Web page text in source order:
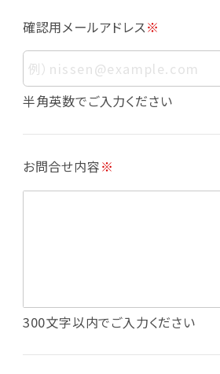
下の通りであり、これらの目的
えてお客様の個人情報を利用
せん。
・会員登録者の個人認証
・会員ポイントプログラムの運営
・メールマガジンの配信
・本サービスに関する規約等の
・投稿したクチコミ情報、写真
・メールマガジン、お知らせ、
確認用メールアドレス※
半角英数でご入力ください
お問合せ内容※
300文字以内でご入力ください